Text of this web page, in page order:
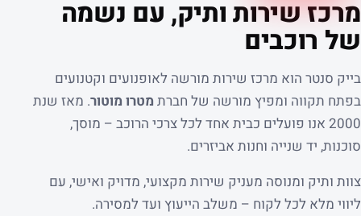
מרכז שירות ותיק, עם נשמה
של רוכבים
בייק סנטר הוא מרכז שירות מורשה לאופנועים וקטנועים
בפתח תקווה ומפיץ מורשה של חברת מטרו מוטור. מאז שנת
2000 אנו פועלים כבית אחד לכל צרכי הרוכב – מוסך,
סוכנות, יד שנייה וחנות אביזרים.
צוות ותיק ומנוסה מעניק שירות מקצועי, מדויק ואישי, עם
ליווי מלא לכל לקוח – משלב הייעוץ ועד למסירה.